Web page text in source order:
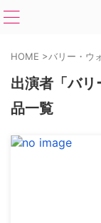
HOME >バリー・ウ
出演者「バ
品一覧